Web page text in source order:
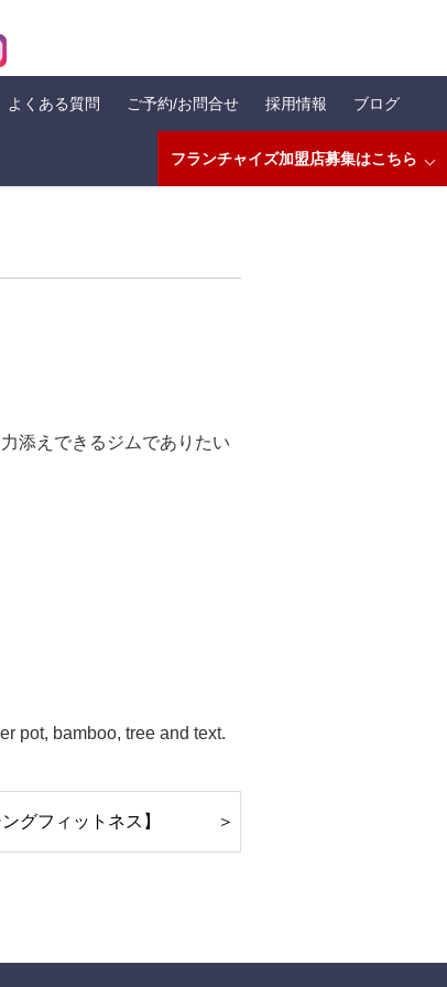
よくある質問 ご予約/お問合せ 採用情報 ブログ
フランチャイズ加盟店募集はこちら
添えできるジムでありたい
グフィットネス】